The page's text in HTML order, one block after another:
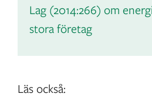
Lag (2014:266) om
stora företag
Läs också: